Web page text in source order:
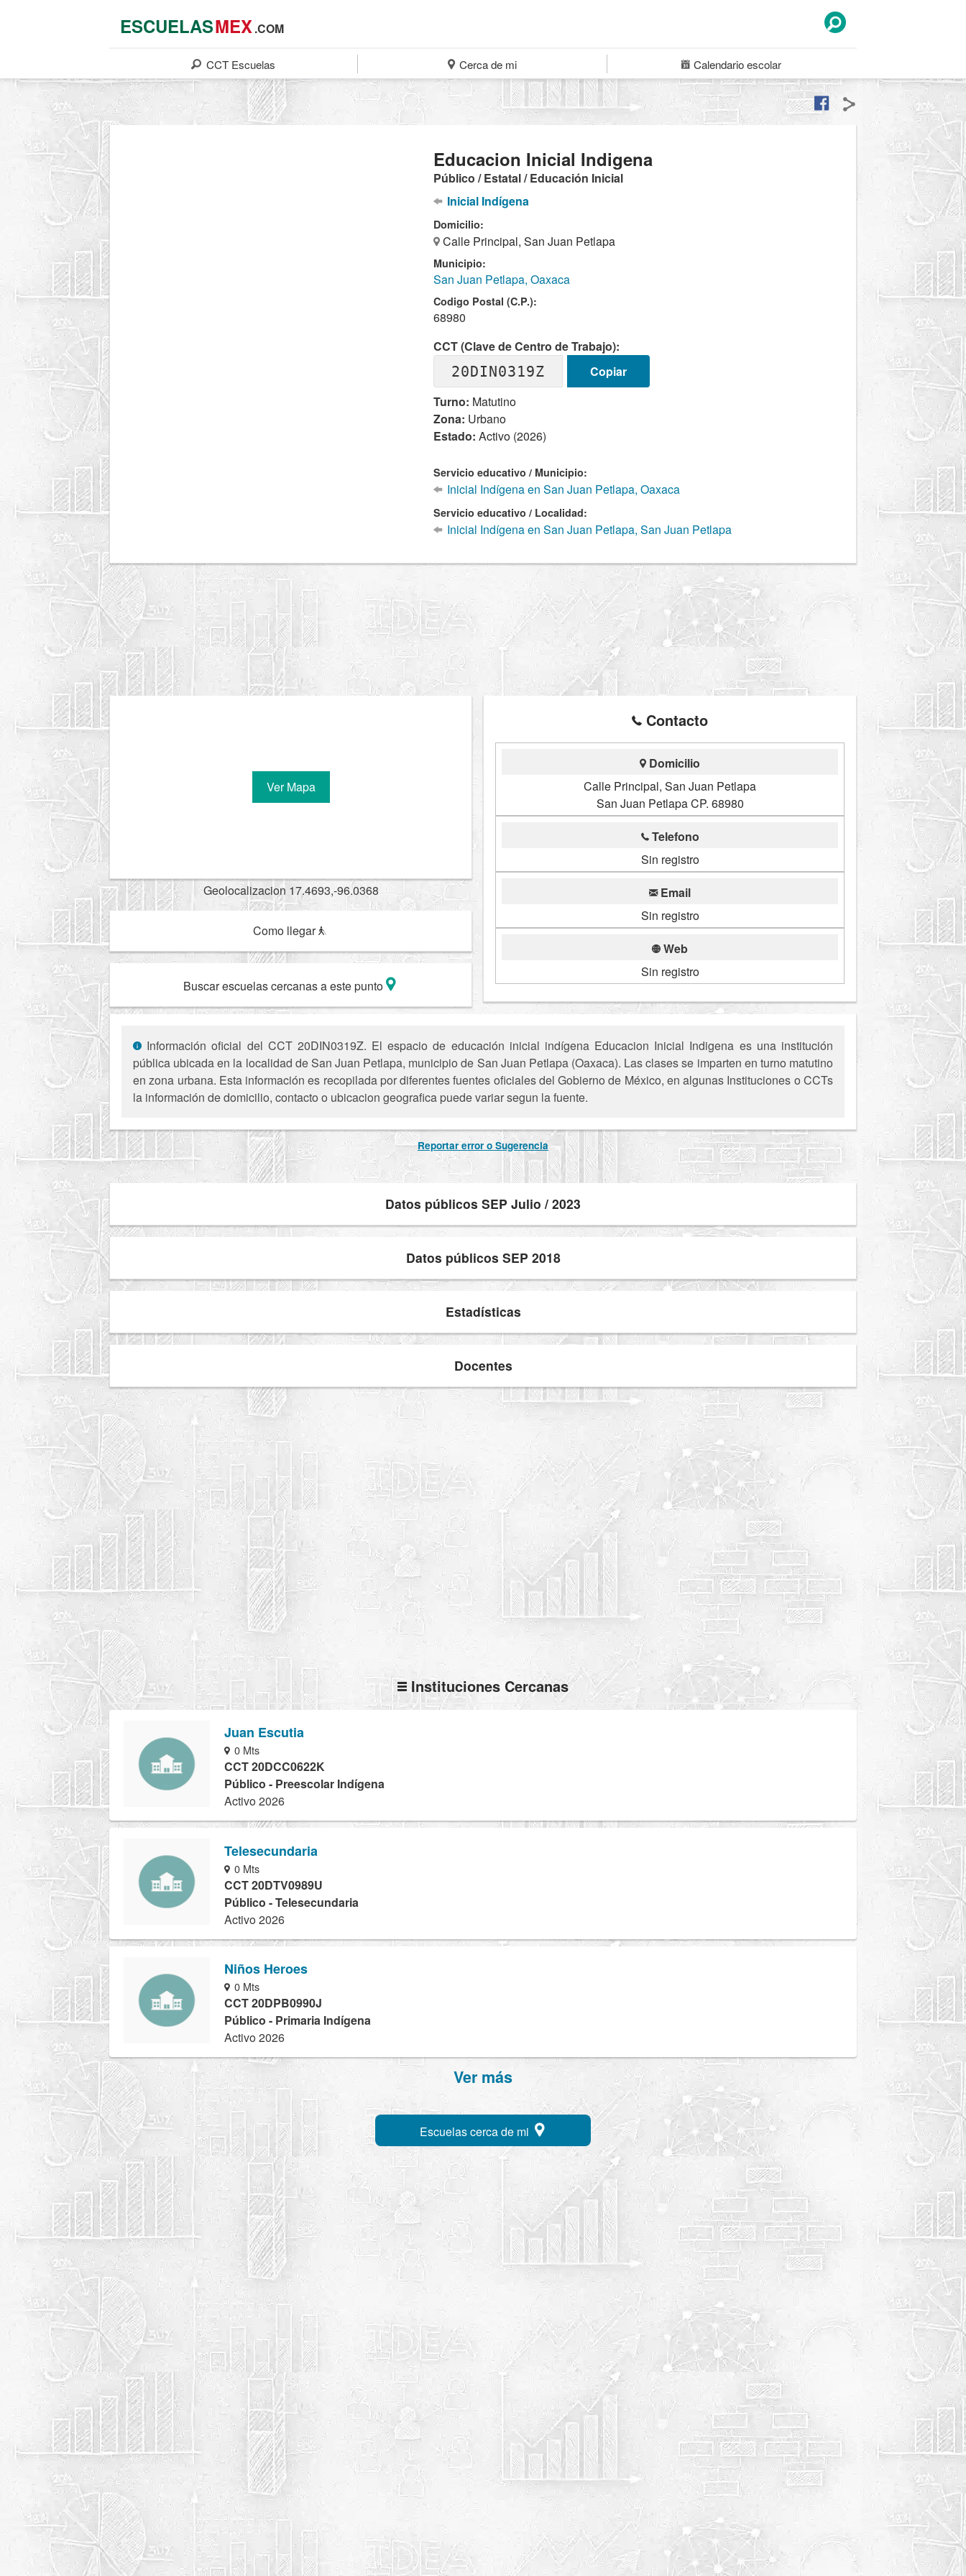
ESCUELASMEX.COM
CCT Escuelas Cerca de mi Calendarioescolar
Educacion Inicial Indigena
Público / Estatal / Educación Inicial
Inicial Indígena
Domicilio:
Calle Principal, San Juan Petlapa
Municipio:
San Juan Petlapa, Oaxaca
Codigo Postal (C.P.):
68980
CCT (Clave de Centro de Trabajo):
20DIN0319Z
Copiar
Turno: Matutino
Zona: Urbano
Estado: Activo (2026)
Servicio educativo / Municipio:
Inicial Indígena en San Juan Petlapa, Oaxaca
Servicio educativo / Localidad:
Inicial Indígena en San Juan Petlapa, San Juan Petlapa
Ver Mapa
Geolocalizacion 17.4693,-96.0368
Como llegar
Buscar escuelas cercanas a este punto
Contacto
Domicilio
Calle Principal, San Juan Petlapa
San Juan Petlapa CP. 68980
Telefono
Sin registro
Email
Sin registro
Web
Sin registro
Información oficial del CCT 20DIN0319Z. El espacio de educación inicial indígena Educacion Inicial Indigena es una institución
pública ubicada en la localidad de San Juan Petlapa, municipio de San Juan Petlapa (Oaxaca). Las clases se imparten en turno matutino
en zona urbana. Esta información es recopilada por diferentes fuentes oficiales del Gobierno de México, en algunas Instituciones o CCTs
la información de domicilio, contacto o ubicacion geografica puede variar segun la fuente.
Reportar error o Sugerencia
Datos públicos SEP Julio / 2023
Datos públicos SEP 2018
Estadísticas
Docentes
Instituciones Cercanas
Juan Escutia
0 Mts
CCT 20DCC0622K
Público - Preescolar Indígena
Activo 2026
Telesecundaria
0 Mts
CCT 20DTV0989U
Público - Telesecundaria
Activo 2026
Niños Heroes
0 Mts
CCT 20DPB0990J
Público - Primaria Indígena
Activo 2026
Ver más
Escuelas cerca de mi